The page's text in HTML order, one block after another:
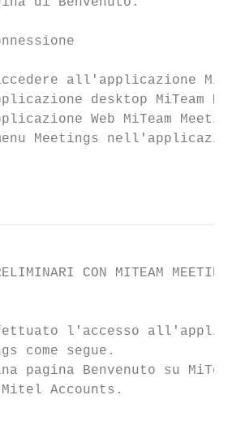
all'applicazione
desktop MiTeam
Web MiTeam
Meetings
CON MITEAM MEETINGS
l'accesso
come segue.
pagina Benvenuto su
Accounts.